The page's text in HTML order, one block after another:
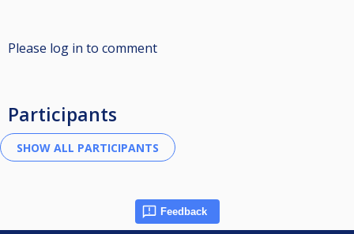
Please log in to comment
Participants
Feedback